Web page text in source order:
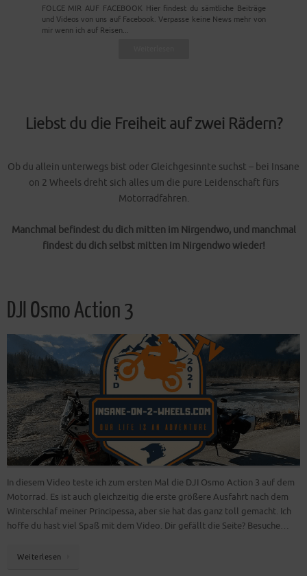
FOLGE MIR AUF FACEBOOK Hier findest du sämtliche Beiträge
und Videos von uns auf Facebook. Verpasse keine News mehr von
mir wenn ich auf Reisen...
Liebst du die Freiheit auf zwei Rädern?
Ob du allein unterwegs bist oder Gleichgesinnte suchst – bei Insane
on 2 Wheels dreht sich alles um die pure Leidenschaft fürs
Motorradfahren.
Manchmal befindest du dich mitten im Nirgendwo, und manchmal
findest du dich selbst mitten im Nirgendwo wieder!
DJI Osmo Action 3
In diesem Video teste ich zum ersten Mal die DJI Osmo Action 3 auf dem
Motorrad. Es ist auch gleichzeitig die erste größere Ausfahrt nach dem
Winterschlaf meiner Principessa, aber sie hat das ganz toll gemacht. Ich
hoffe du hast viel Spaß mit dem Video. Dir gefällt die Seite? Besuche…
Weiterlesen